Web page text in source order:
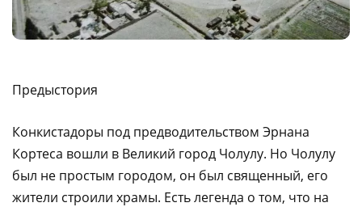
Предыстория
Конкистадоры под предводительством Эрнана
Кортеса вошли в Великий город Чолулу. Но Чолулу
был не простым городом, он был священный, его
жители строили храмы. Есть легенда о том, что на